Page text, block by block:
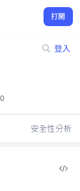
打開
登入
安全性分析